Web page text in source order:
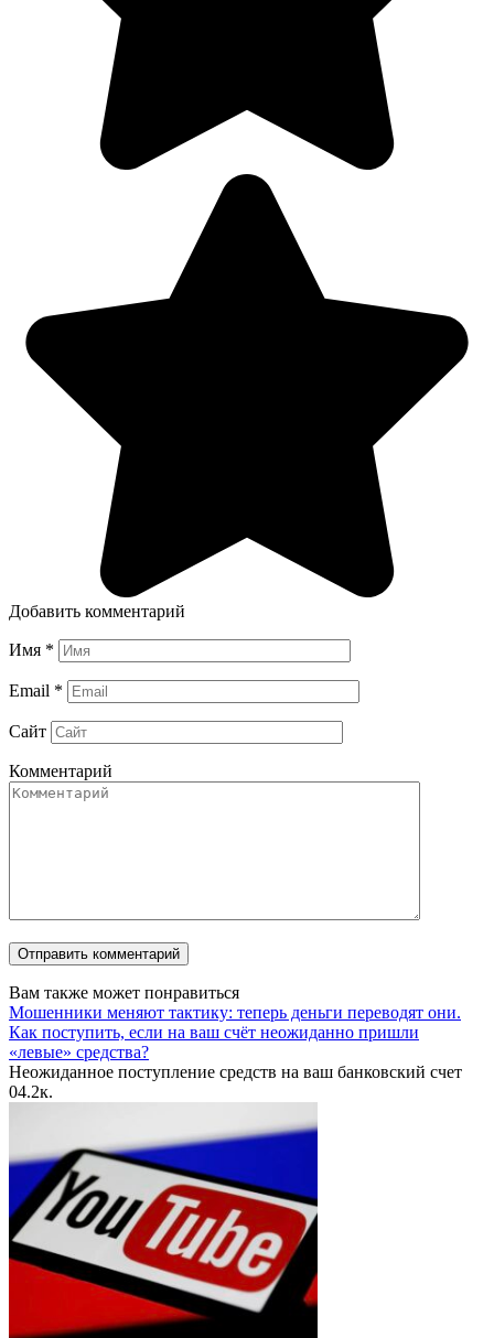
Добавить комментарий
Имя *
Email *
Сайт
Комментарий
Вам также может понравиться
Мошенники меняют тактику: теперь деньги переводят они.
Как поступить, если на ваш счёт неожиданно пришли
«левые» средства?
Неожиданное поступление средств на ваш банковский счет
04.2к.